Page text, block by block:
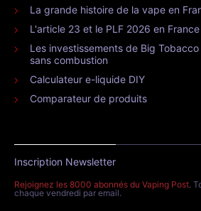
La grande histoire de la vape en
L'article 23 et le PLF 2026 en France
Les investissements de Big
sans combustion
Calculateur e-liquide DIY
Comparateur de produits
Inscription Newsletter
Rejoignez les 8000 abonnés du Vaping Post.
chaque vendredi par email.